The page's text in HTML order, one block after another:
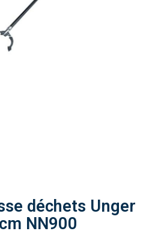
déchets Unger
NN900